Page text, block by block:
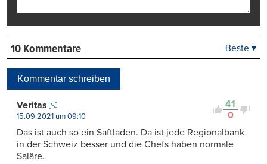
10 Kommentare Beste ▾
Kommentar schreiben
41
0
Veritas
15.09.2021 um 09:10
Das ist auch so ein Saftladen. Da ist jede Regionalbank
in der Schweiz besser und die Chefs haben normale
Saläre.